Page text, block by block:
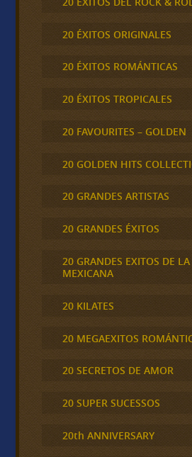
20 ÉXITOS ORIGINALES
20 ÉXITOS ROMÁNTICAS
20 ÉXITOS TROPICALES
20 FAVOURITES – GOLDEN
20 GOLDEN HITS
20 GRANDES ARTISTAS
20 GRANDES ÉXITOS
20 GRANDES EXITOS DE
MEXICANA
20 KILATES
20 MEGAEXITOS
20 SECRETOS DE AMOR
20 SUPER SUCESSOS
20th ANNIVERSARY